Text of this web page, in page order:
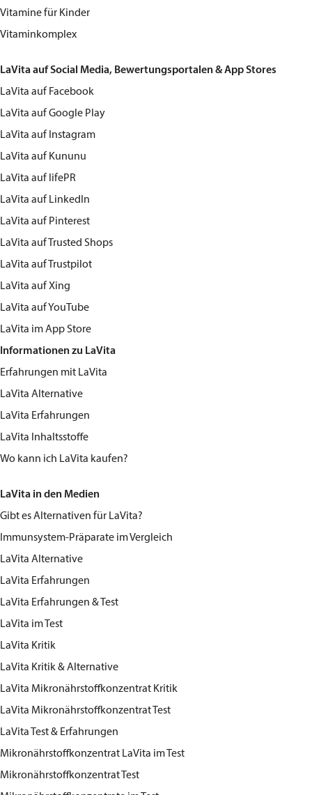
Vitamine für Kinder
Vitaminkomplex
LaVita auf Social Media, Bewertungsportalen & App Stores
LaVita auf Facebook
LaVita auf Google Play
LaVita auf Instagram
LaVita auf Kununu
LaVita auf lifePR
LaVita auf LinkedIn
LaVita auf Pinterest
LaVita auf Trusted Shops
LaVita auf Trustpilot
LaVita auf Xing
LaVita auf YouTube
LaVita im App Store
Informationen zu LaVita
Erfahrungen mit LaVita
LaVita Alternative
LaVita Erfahrungen
LaVita Inhaltsstoffe
Wo kann ich LaVita kaufen?
LaVita in den Medien
Gibt es Alternativen für LaVita?
Immunsystem-Präparate im Vergleich
LaVita Alternative
LaVita Erfahrungen
LaVita Erfahrungen & Test
LaVita im Test
LaVita Kritik
LaVita Kritik & Alternative
LaVita Mikronährstoffkonzentrat Kritik
LaVita Mikronährstoffkonzentrat Test
LaVita Test & Erfahrungen
Mikronährstoffkonzentrat LaVita im Test
Mikronährstoffkonzentrat Test